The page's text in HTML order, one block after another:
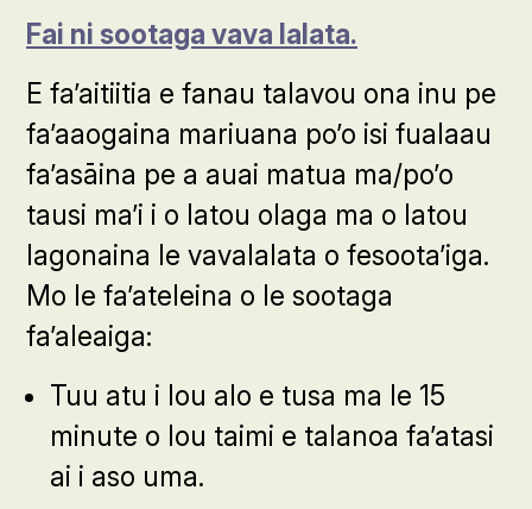
Fai ni sootaga vava lalata.
E fa’aitiitia e fanau talavou ona inu pe
fa’aaogaina mariuana po’o isi fualaau
fa’asāina pe a auai matua ma/po’o
tausi ma’i i o latou olaga ma o latou
lagonaina le vavalalata o fesoota’iga.
Mo le fa’ateleina o le sootaga
fa’aleaiga:
Tuu atu i lou alo e tusa ma le 15
minute o lou taimi e talanoa fa’atasi
ai i aso uma.